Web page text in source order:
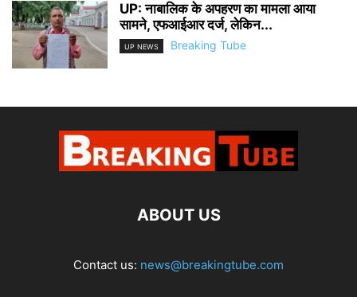
UP: नाबालिक के अपहरण का मामला आया
सामने, एफआईआर दर्ज, लेकिन...
UP NEWS Breaking Tube
ABOUT US
Contact us: news@breakingtube.com